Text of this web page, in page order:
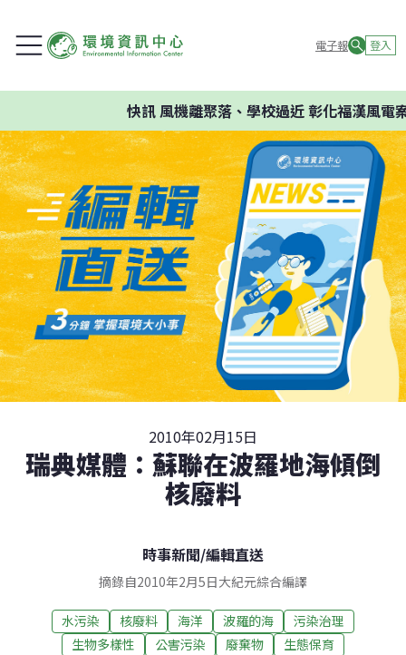
電子報 登入
快訊風機離聚落、學校過近 彰化福漢風電案
2010年02月15日
瑞典媒體：蘇聯在波羅地海傾倒
核廢料
時事新聞/編輯直送
摘錄自2010年2月5日大紀元綜合編譯
水污染 核廢料 海洋 波羅的海
污染治理
生物多樣性
公害污染 廢棄物 生態保育